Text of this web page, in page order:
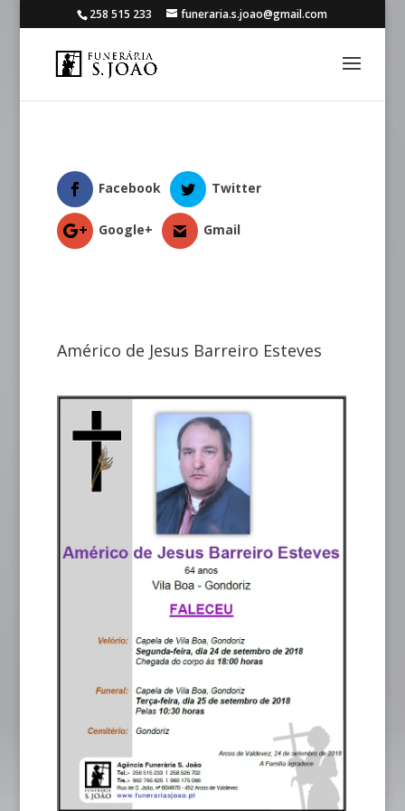
258 515 233 funeraria.s.joao@gmail.com
Facebook Twitter
Google+ Gmail
Américo de Jesus Barreiro Esteves